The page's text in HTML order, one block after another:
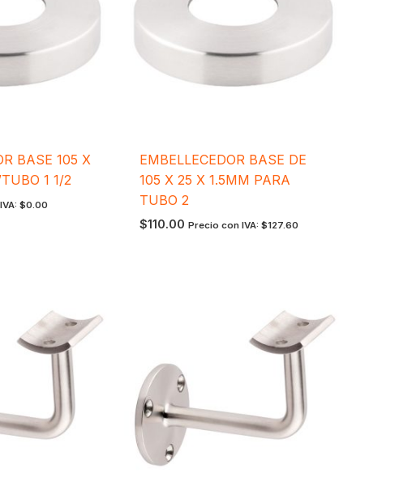
BASE 105 X
1 1/2
$0.00
EMBELLECEDOR BASE DE
105 X 25 X 1.5MM PARA
TUBO 2
$110.00 Precio con IVA: $127.60